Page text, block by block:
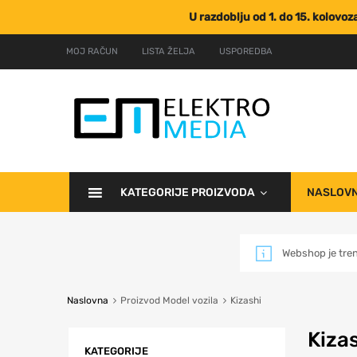
U razdoblju od 1. do 15.
MOJ RAČUN LISTA ŽELJA USPOREDBA
KATEGORIJE PROIZVODA
Webshop je
Naslovna Proizvod Model vozila Kizashi
KATEGORIJE